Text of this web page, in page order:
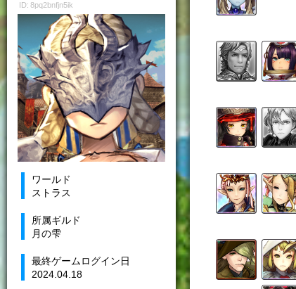
ID: 8pq2bnfjn5ik
ワールド
ストラス
所属ギルド
月の雫
最終ゲームログイン日
2024.04.18